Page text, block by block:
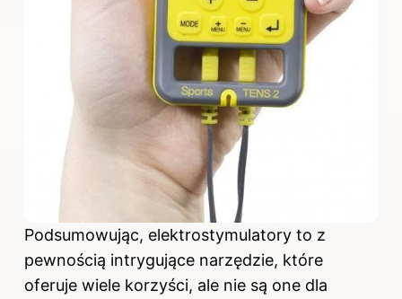
Podsumowując, elektrostymulatory to z
pewnością intrygujące narzędzie, które
oferuje wiele korzyści, ale nie są one dla